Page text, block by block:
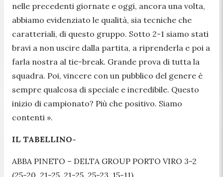
nelle precedenti giornate e oggi, ancora una volta,
abbiamo evidenziato le qualità, sia tecniche che
caratteriali, di questo gruppo. Sotto 2-1 siamo stati
bravi a non uscire dalla partita, a riprenderla e poi a
farla nostra al tie-break. Grande prova di tutta la
squadra. Poi, vincere con un pubblico del genere è
sempre qualcosa di speciale e incredibile. Questo
inizio di campionato? Più che positivo. Siamo
contenti ».
IL TABELLINO-
ABBA PINETO – DELTA GROUP PORTO VIRO 3-2
(25-20, 21-25, 21-25, 25-23, 15-11)